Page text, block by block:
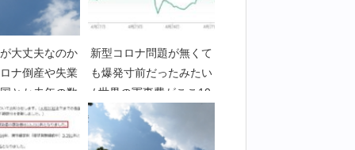
大丈夫なのか
ナ倒産や失業
とか去年の数
較してみた
新型コロナ問題が無くて
も爆発寸前だったみたい
/ 世界の軍事費がここ10
年で最高